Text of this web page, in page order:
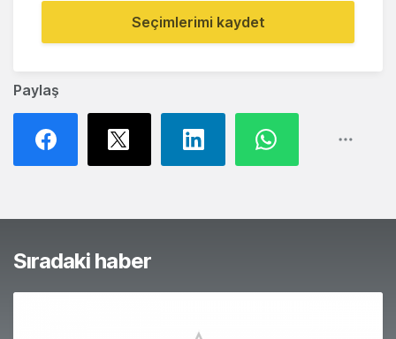
Paylaş
Seçimlerimi kaydet
Sıradaki haber